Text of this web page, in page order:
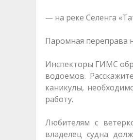
— на реке Селенга
Паромная переправа
Инспекторы ГИМС
водоемов.
каникулы,
работу.
Любителям с
владелец судна